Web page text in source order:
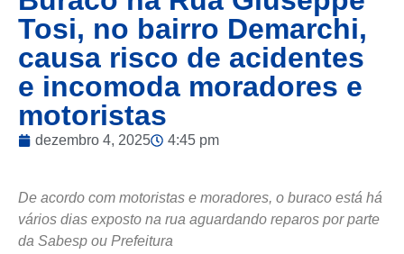
Tosi, no bairro Demarchi,
causa risco de acidentes
e incomoda moradores e
motoristas
dezembro 4, 2025 4:45 pm
De acordo com motoristas e moradores, o buraco está há
vários dias exposto na rua aguardando reparos por parte
da Sabesp ou Prefeitura